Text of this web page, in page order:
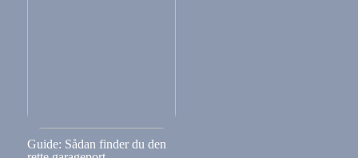
Guide: Sådan finder du den